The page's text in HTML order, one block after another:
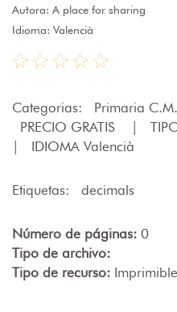
Autora: A place for sharing
Idioma: Valencià
Categorias: Primaria C.M.
PRECIO GRATIS
|
|
IDIOMA Valencià
Etiquetas: decimals
Número de páginas: 0
Tipo de archivo:
Tipo de recurso: